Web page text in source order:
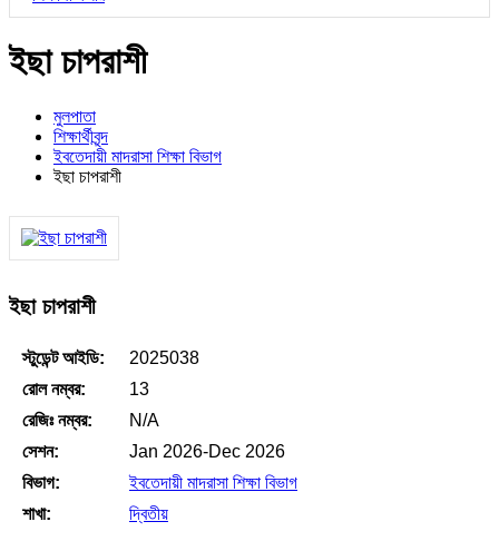
ইছা চাপরাশী
মুলপাতা
শিক্ষার্থীবৃন্দ
ইবতেদায়ী মাদরাসা শিক্ষা বিভাগ
ইছা চাপরাশী
ইছা চাপরাশী
স্টুডেন্ট আইডি:
2025038
রোল নম্বর:
13
রেজিঃ নম্বর:
N/A
সেশন:
Jan 2026-Dec 2026
বিভাগ:
ইবতেদায়ী মাদরাসা শিক্ষা বিভাগ
শাখা:
দ্বিতীয়